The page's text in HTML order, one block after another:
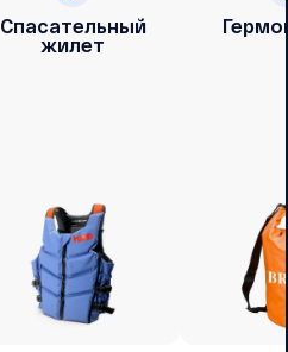
Спасательный
жилет